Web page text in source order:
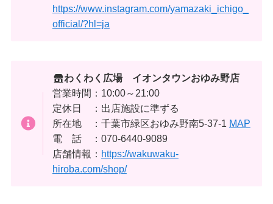
https://www.instagram.com/yamazaki_ichigo_
official/?hl=ja
わくわく広場 イオンタウンおゆみ野店
営業時間：10:00～21:00
定休日 ：出店施設に準ずる
所在地 ：千葉市緑区おゆみ野南5-37-1 MAP
電 話 ：070-6440-9089
店舗情報： https://wakuwaku-
hiroba.com/shop/